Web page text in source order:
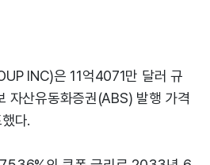
INC)은 11억4071만 달러 규
자산유동화증권(ABS) 발행 가격
다.